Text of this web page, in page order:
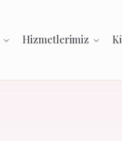
Hizmetlerimiz